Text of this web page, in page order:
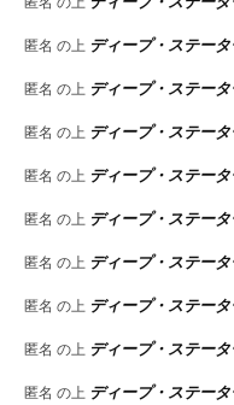
匿名 の上 ディープ・ステー
匿名 の上 ディープ・ステー
匿名 の上 ディープ・ステー
匿名 の上 ディープ・ステー
匿名 の上 ディープ・ステー
匿名 の上 ディープ・ステー
匿名 の上 ディープ・ステー
匿名 の上 ディープ・ステー
匿名 の上 ディープ・ステー